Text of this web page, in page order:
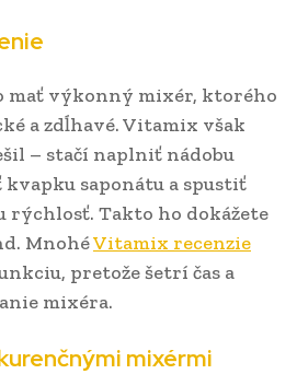
mať výkonný mixér, ktorého
a zdĺhavé. Vitamix však
– stačí naplniť nádobu
saponátu a spustiť
rýchlosť. Takto ho dokážete
MnohéVitamix recenzie
pretože šetrí čas a
mixéra.
mixérmi